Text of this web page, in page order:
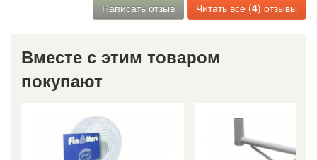
Написать отзыв Читать все (4) отзывы
Вместе с этим товаром
покупают